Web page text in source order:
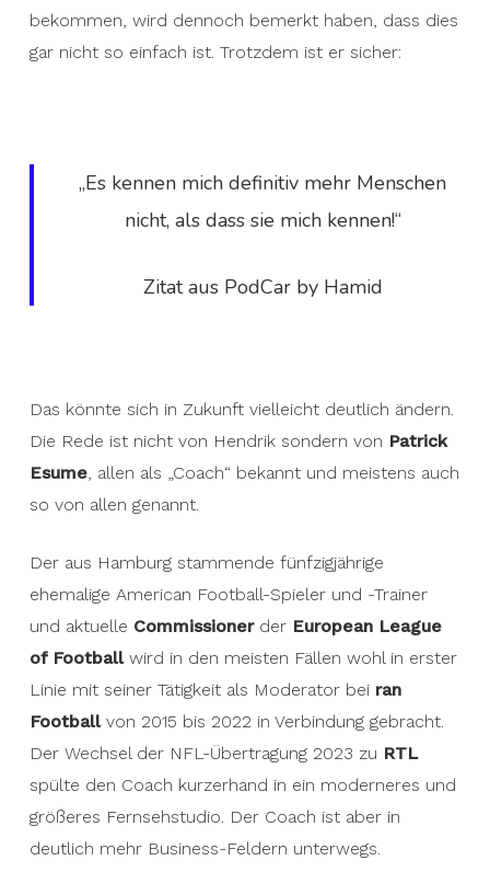
bekommen, wird dennoch bemerkt haben, dass dies
gar nicht so einfach ist. Trotzdem ist er sicher:
„Es kennen mich definitiv mehr Menschen
nicht, als dass sie mich kennen!“
Zitat aus PodCar by Hamid
Das könnte sich in Zukunft vielleicht deutlich ändern.
Die Rede ist nicht von Hendrik sondern von Patrick
Esume, allen als „Coach“ bekannt und meistens auch
so von allen genannt.
Der aus Hamburg stammende fünfzigjährige
ehemalige American Football-Spieler und -Trainer
und aktuelle Commissionerder European League
of Footballwird in den meisten Fällen wohl in erster
Linie mit seiner Tätigkeit als Moderator bei ran
Footballvon 2015 bis 2022 in Verbindung gebracht.
Der Wechsel der NFL-Übertragung 2023 zu RTL
spülte den Coach kurzerhand in ein moderneres und
größeres Fernsehstudio. Der Coach ist aber in
deutlich mehr Business-Feldern unterwegs.